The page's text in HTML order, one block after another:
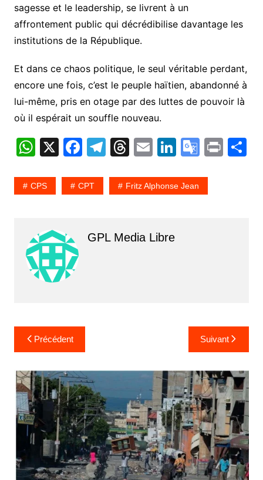
sagesse et le leadership, se livrent à un
affrontement public qui décrédibilise davantage les
institutions de la République.
Et dans ce chaos politique, le seul véritable perdant,
encore une fois, c’est le peuple haïtien, abandonné à
lui-même, pris en otage par des luttes de pouvoir là
où il espérait un souffle nouveau.
W
at
p
p
X F
c
o
T
e
m
T
e
s
E
ai
Li
k
G
o
e
Pr P
CPS CPT Fritz Alphonse Jean
GPL Media Libre
Navigation
de
l’article
Précédent Suivant